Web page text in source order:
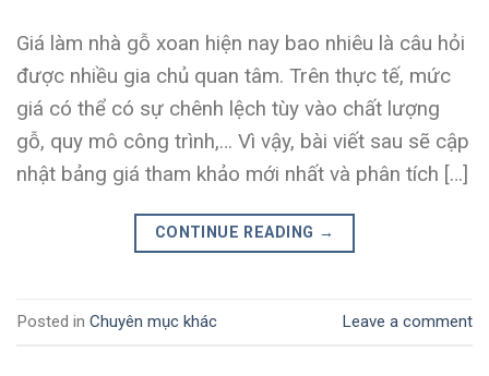
Giá làm nhà gỗ xoan hiện nay bao nhiêu là câu hỏi
được nhiều gia chủ quan tâm. Trên thực tế, mức
giá có thể có sự chênh lệch tùy vào chất lượng
gỗ, quy mô công trình,… Vì vậy, bài viết sau sẽ cập
nhật bảng giá tham khảo mới nhất và phân tích […]
CONTINUE READING →
Posted in Chuyên mục khác Leave a comment